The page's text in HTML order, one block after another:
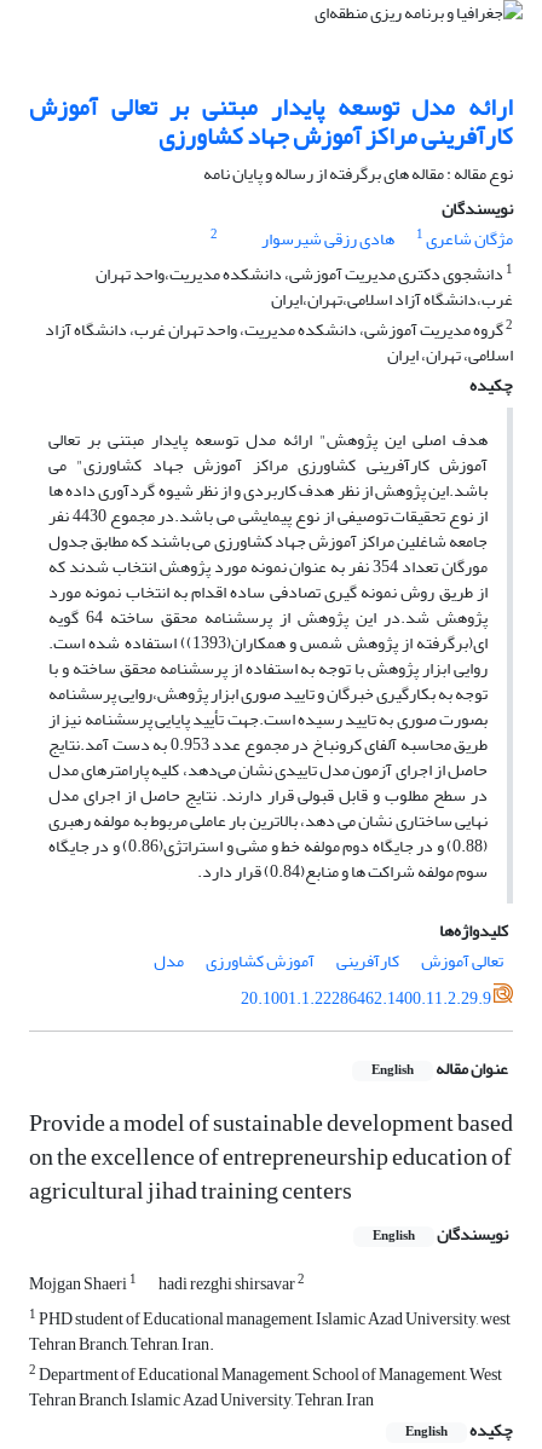
ارائه مدل توسعه پایدار مبتنی بر تعالی آموزش
کارآفرینی مراکز آموزش جهاد کشاورزی
نوع مقاله : مقاله های برگرفته از رساله و پایان نامه
نویسندگان
مژگان شاعری1 هادی رزقی شیرسوار
2
1 دانشجوی دکتری مدیریت آموزشی، دانشکده مدیریت،واحد تهران
غرب،دانشگاه آزاد اسلامی،تهران،ایران
2گروه مدیریت آموزشی، دانشکده مدیریت، واحد تهران غرب، دانشگاه آزاد
اسلامی، تهران، ایران
چکیده
هدف اصلی این پژوهش" ارائه مدل توسعه پایدار مبتنی بر تعالی
آموزش کارآفرینی کشاورزی مراکز آموزش جهاد کشاورزی" می
باشد.این پژوهش از نظر هدف کاربردی و از نظر شیوه گردآوری داده ها
از نوع تحقیقات توصیفی از نوع پیمایشی می باشد.در مجموع 4430 نفر
جامعه شاغلین مراکز آموزش جهاد کشاورزی می باشند که مطابق جدول
مورگان تعداد 354 نفر به عنوان نمونه مورد پژوهش انتخاب شدند که
از طریق روش نمونه گیری تصادفی ساده اقدام به انتخاب نمونه مورد
پژوهش شد.در این پژوهش از پرسشنامه محقق ساخته 64 گویه
ای(برگرفته از پژوهش شمس و همکاران(1393)) استفاده شده است.
روایی ابزار پژوهش با توجه به استفاده از پرسشنامه محقق ساخته و با
توجه به بکارگیری خبرگان و تایید صوری ابزار پژوهش،روایی پرسشنامه
بصورت صوری به تایید رسیده است.جهت تأیید پایایی پرسشنامه نیز از
طریق محاسبه آلفای کرونباخ در مجموع عدد 0.953 به دست آمد.نتایج
حاصل از اجرای آزمون مدل تاییدی نشان می‌دهد، کلیه پارامترهای مدل
در سطح مطلوب و قابل قبولی قرار دارند. نتایج حاصل از اجرای مدل
نهایی ساختاری نشان می دهد، بالاترین بار عاملی مربوط به مولفه رهبری
(0.88) و در جایگاه دوم مولفه خط و مشی و استراتژی(0.86) و در جایگاه
سوم مولفه شراکت ها و منابع(0.84) قرار دارد.
کلیدواژه‌ها
تعالی آموزش
کارآفرینی آموزش کشاورزی
مدل
20.1001.1.22286462.1400.11.2.29.9
عنوان مقاله English
Provide a model of sustainable development based
on the excellence of entrepreneurship education of
agricultural jihad training centers
نویسندگان English
Mojgan Shaeri1 hadi rezghi shirsavar2
1PHD student of Educational management, Islamic Azad University, west
Tehran Branch, Tehran, Iran.
2Department of Educational Management, School of Management, West
Tehran Branch, Islamic Azad University, Tehran, Iran
چکیده
English